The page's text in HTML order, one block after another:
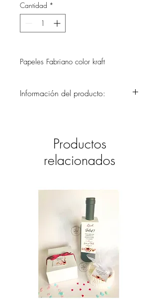
Cantidad *
Papeles Fabriano color kraft
Información del producto:
acuarelas y tintas de agua en el
Si quieres reservar tu pedido y
mandarnos los datos de envío más
adelante por favor escríbenos al email
el.castillo.ana@gmail.com para
notificarnos, o al whatsapp (+593 9
9731 6639).
Productos
relacionados